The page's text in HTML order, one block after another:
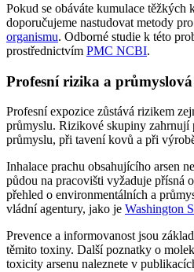
Pokud se obáváte kumulace těžkých
doporučujeme nastudovat metody pro
organismu. Odborné studie k této
prostřednictvím PMC NCBI.
Profesní rizika a průmyslová
Profesní expozice zůstává rizikem
průmyslu. Rizikové skupiny zahrnují
průmyslu, při tavení kovů a při
Inhalace prachu obsahujícího arsen
půdou na pracovišti vyžaduje přísná
přehled o environmentálních a
vládní agentury, jako je Washington
Prevence a informovanost jsou
těmito toxiny. Další poznatky o
toxicity arsenu naleznete v